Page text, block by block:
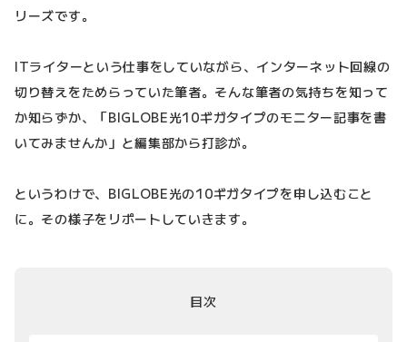
リーズです。
ITライターという仕事をしていながら、インターネット回線の
切り替えをためらっていた筆者。そんな筆者の気持ちを知って
か知らずか、「BIGLOBE光10ギガタイプのモニター記事を書
いてみませんか」と編集部から打診が。
というわけで、BIGLOBE光の10ギガタイプを申し込むこと
に。その様子をリポートしていきます。
目次